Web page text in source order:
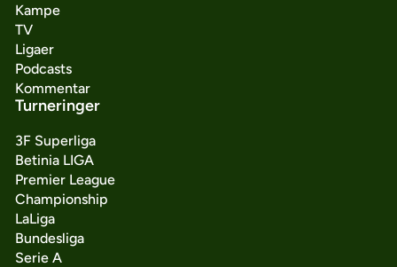
Kampe
TV
Ligaer
Podcasts
Kommentar
Turneringer
3F Superliga
Betinia LIGA
Premier League
Championship
LaLiga
Bundesliga
Serie A